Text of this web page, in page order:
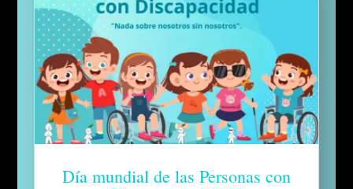
Día mundial de las Personas con